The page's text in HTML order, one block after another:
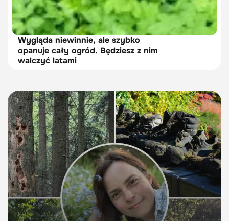
Wygląda niewinnie, ale szybko
opanuje cały ogród. Będziesz z nim
walczyć latami